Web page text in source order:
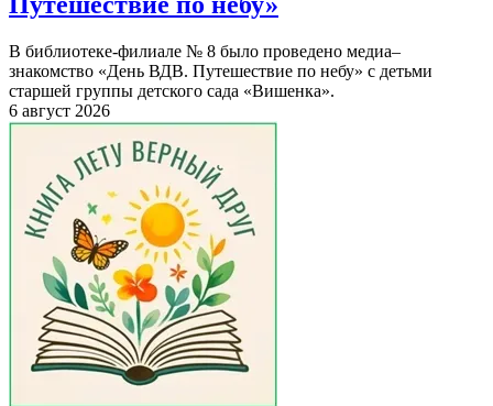
В библиотеке-филиале № 8 было проведено медиа–
знакомство «День ВДВ. Путешествие по небу» с детьми
старшей группы детского сада «Вишенка».
6 август 2026